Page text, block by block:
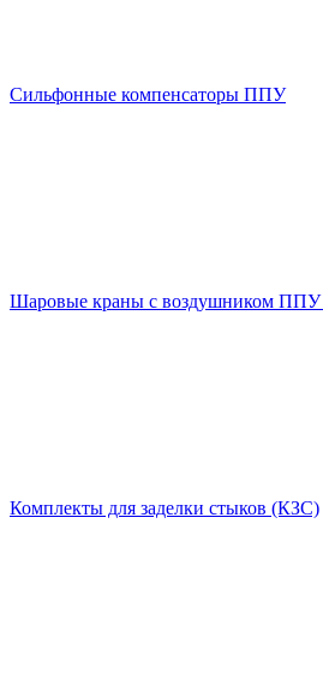
Сильфонные компенсаторы ППУ
Шаровые краны с воздушником ППУ
Комплекты для заделки стыков (КЗС)